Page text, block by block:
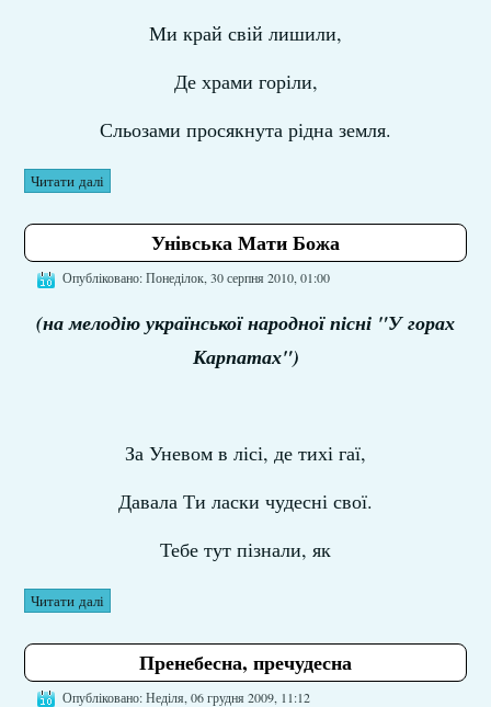
Ми край свій лишили,
Де храми горіли,
Сльозами просякнута рідна земля.
Читати далі
Унівська Мати Божа
Опубліковано: Понеділок, 30 серпня 2010, 01:00
(на мелодію української народної пісні "У горах
Карпатах")
За Уневом в лісі, де тихі гаї,
Давала Ти ласки чудесні свої.
Тебе тут пізнали, як
Читати далі
Пренебесна, пречудесна
Опубліковано: Неділя, 06 грудня 2009, 11:12